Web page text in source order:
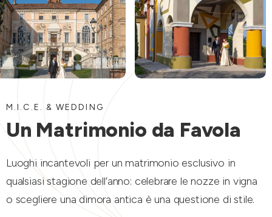
M.I.C.E. & WEDDING
Un Matrimonio da Favola
Luoghi incantevoli per un matrimonio esclusivo in
qualsiasi stagione dell’anno: celebrare le nozze in vigna
o scegliere una dimora antica è una questione di stile.